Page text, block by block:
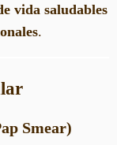
vida saludables
.
Smear)